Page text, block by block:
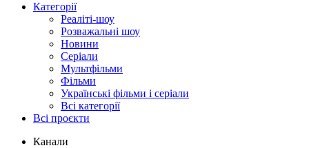
Категорії
Реаліті-шоу
Розважальні шоу
Новини
Серіали
Мультфільми
Фільми
Українські фільми і серіали
Всі категорії
Всі проєкти
Канали